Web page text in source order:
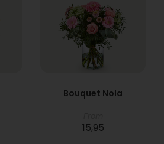
Bouquet Nola
15,95